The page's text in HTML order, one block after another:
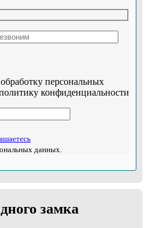
персональных
конфиденциальности
данных.
замка